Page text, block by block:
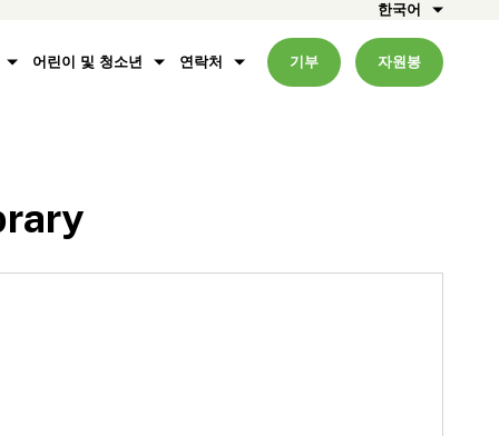
한국어
어린이 및 청소년 연락처 기부 자원봉